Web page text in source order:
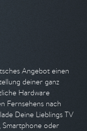
Angebot einen
deiner ganz
Hardware
Fernsehens nach
Deine Lieblings TV
Smartphone oder